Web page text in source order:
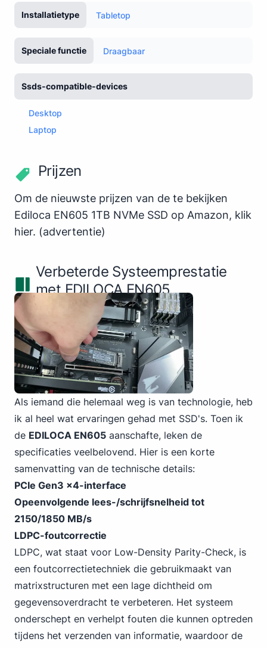
Installatietype Tabletop
Speciale functie Draagbaar
Ssds-compatible-devices
Desktop
Laptop
Prijzen
Om de nieuwste prijzen van de te bekijken
Ediloca EN605 1TB NVMe SSD op Amazon, klik
hier. (advertentie)
Verbeterde Systeemprestatie
met EDILOCA EN605
Als iemand die helemaal weg is van technologie, heb
ik al heel wat ervaringen gehad met SSD's. Toen ik
de EDILOCA EN605 aanschafte, leken de
specificaties veelbelovend. Hier is een korte
samenvatting van de technische details:
PCIe Gen3 x4-interface
Opeenvolgende lees-/schrijfsnelheid tot
2150/1850 MB/s
LDPC-foutcorrectie
LDPC, wat staat voor Low-Density Parity-Check, is
een foutcorrectietechniek die gebruikmaakt van
matrixstructuren met een lage dichtheid om
gegevensoverdracht te verbeteren. Het systeem
onderschept en verhelpt fouten die kunnen optreden
tijdens het verzenden van informatie, waardoor de